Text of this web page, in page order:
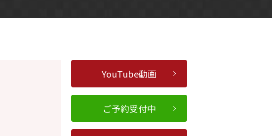
YouTube動画
ご予約受付中